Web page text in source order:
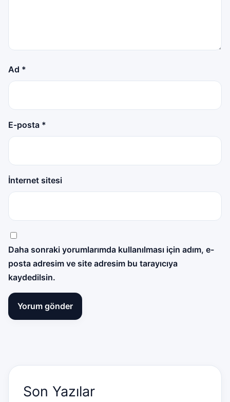
Ad *
E-posta *
İnternet sitesi
Daha sonraki yorumlarımda kullanılması için adım, e-
posta adresim ve site adresim bu tarayıcıya
kaydedilsin.
Son Yazılar